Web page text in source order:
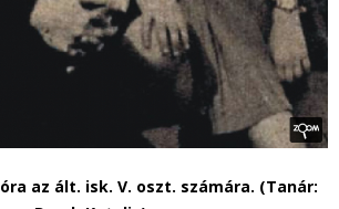
az ált. isk. V. oszt. számára. (Tanár: